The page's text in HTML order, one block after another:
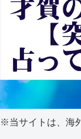
※当サイトは、海